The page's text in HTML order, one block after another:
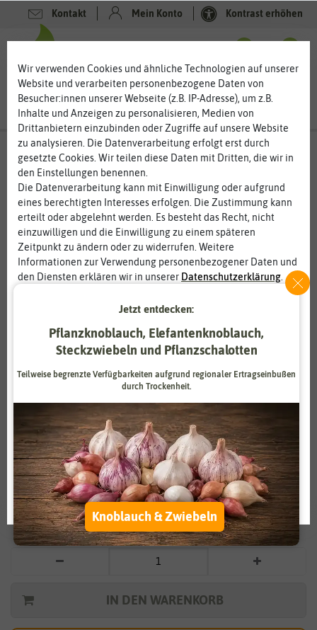
Kontakt Mein Konto Kontrast erhöhen
Vergrößern durch berühren
BIO Cocktailtomate Dorada
3,95 €
*
* inkl. 7% MwSt. zzgl.Versandkosten
IN DEN WARENKORB
Wir verwenden Cookies und ähnliche Technologien auf unserer
Website und verarbeiten personenbezogene Daten von
Besucher:innen unserer Webseite (z.B. IP-Adresse), um z.B.
Inhalte und Anzeigen zu personalisieren, Medien von
Drittanbietern einzubinden oder Zugriffe auf unsere Website
zu analysieren. Die Datenverarbeitung erfolgt erst durch
gesetzte Cookies. Wir teilen diese Daten mit Dritten, die wir in
den Einstellungen benennen.
Die Datenverarbeitung kann mit Einwilligung oder aufgrund
eines berechtigten Interesses erfolgen. Die Zustimmung kann
erteilt oder abgelehnt werden. Es besteht das Recht, nicht
einzuwilligen und die Einwilligung zu einem späteren
Zeitpunkt zu ändern oder zu widerrufen. Weitere
Informationen zur Verwendung personenbezogener Daten und
den Diensten erklären wir in unserer Daten­schutz­erklärung.
Statistik
Zahlungsdienstleister Marketing
Alle akzeptieren
Alle ablehnen
Auswahl akzeptieren
Jetzt entdecken:
Pflanzknoblauch, Elefantenknoblauch,
Steckzwiebeln und Pflanzschalotten
Teilweise begrenzte Verfügbarkeiten aufgrund regionaler Ertragseinbußen
durch Trockenheit.
Knoblauch & Zwiebeln